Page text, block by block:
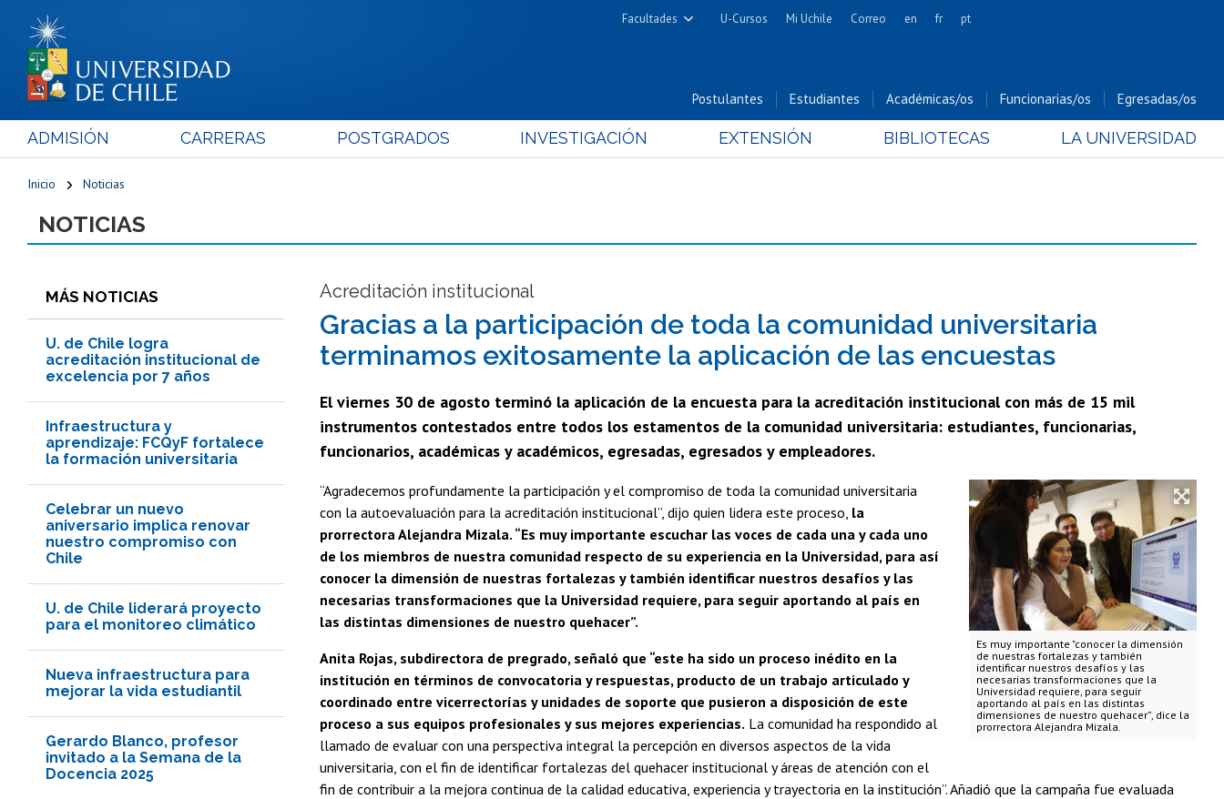
Facultades
Cs. Físicas y Matemáticas
Cs. Forestales y Conservación
Cs. Químicas y Farmacéuticas
Cs. Sociales
Nutrición y Tecnología de
Alimentos
Bachillerato
U-Cursos Mi Uchile Correo en fr pt
Postulantes Estudiantes Académicas/os Funcionarias/os Egresadas/os
ADMISIÓN CARRERAS POSTGRADOS INVESTIGACIÓN EXTENSIÓN BIBLIOTECAS LA UNIVERSIDAD
Inicio Noticias
NOTICIAS
MÁS NOTICIAS
U. de Chile logra
acreditación institucional de
excelencia por 7 años
Infraestructura y
aprendizaje: FCQyF fortalece
la formación universitaria
Celebrar un nuevo
aniversario implica renovar
nuestro compromiso con
Chile
U. de Chile liderará proyecto
para el monitoreo climático
Nueva infraestructura para
mejorar la vida estudiantil
Gerardo Blanco, profesor
invitado a la Semana de la
Docencia 2025
Acreditación institucional
Gracias a la participación de toda la comunidad universitaria
terminamos exitosamente la aplicación de las encuestas
El viernes 30 de agosto terminó la aplicación de la encuesta para la acreditación institucional con más de 15 mil
instrumentos contestados entre todos los estamentos de la comunidad universitaria: estudiantes, funcionarias,
funcionarios, académicas y académicos, egresadas, egresados y empleadores.
Es muy importante "conocer la dimensión
de nuestras fortalezas y también
identificar nuestros desafíos y las
necesarias transformaciones que la
Universidad requiere, para seguir
aportando al país en las distintas
dimensiones de nuestro quehacer”, dice la
prorrectora Alejandra Mizala.
“Agradecemos profundamente la participación y el compromiso de toda la comunidad universitaria
con la autoevaluación para la acreditación institucional”, dijo quien lidera este proceso, la
prorrectora Alejandra Mizala. “Es muy importante escuchar las voces de cada una y cada uno
de los miembros de nuestra comunidad respecto de su experiencia en la Universidad, para así
conocer la dimensión de nuestras fortalezas y también identificar nuestros desafíos y las
necesarias transformaciones que la Universidad requiere, para seguir aportando al país en
las distintas dimensiones de nuestro quehacer”.
Anita Rojas, subdirectora de pregrado, señaló que “este ha sido un proceso inédito en la
institución en términos de convocatoria y respuestas, producto de un trabajo articulado y
coordinado entre vicerrectorías y unidades de soporte que pusieron a disposición de este
proceso a sus equipos profesionales y sus mejores experiencias. La comunidad ha respondido al
llamado de evaluar con una perspectiva integral la percepción en diversos aspectos de la vida
universitaria, con el fin de identificar fortalezas del quehacer institucional y áreas de atención con el
fin de contribuir a la mejora continua de la calidad educativa, experiencia y trayectoria en la institución”. Añadió que la campaña fue evaluada